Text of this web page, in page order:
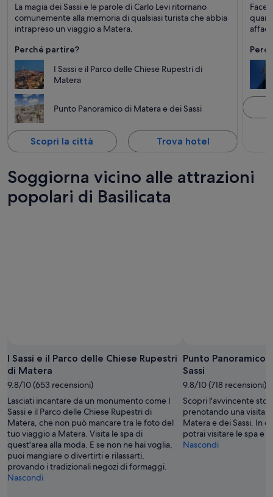
Interesse storico, Spa e Lusso
La magia dei Sassi e le parole di Carlo Levi ritornano
comunemente alla memoria di qualsiasi turista che abbia
intrapreso un viaggio a Matera.
Perché partire?
I Sassi e il Parco delle Chiese Rupestri di
Matera
Punto Panoramico di Matera e dei Sassi
Scopri la città Trova hotel
Soggiorna vicino alle attrazioni
popolari di Basilicata
I Sassi e il Parco delle Chiese Rupestri
di Matera
9.8/10 (653 recensioni)
Lasciati incantare da un monumento come I
Sassi e il Parco delle Chiese Rupestri di
Matera, che non può mancare tra le foto del
tuo viaggio a Matera. Visita le spa di
quest'area alla moda. E se non ne hai voglia,
puoi mangiare o divertirti e rilassarti,
provando i tradizionali negozi di formaggi.
Nascondi
Punto Panoramico
Sassi
9.8/10 (718 recensioni)
Scopri l'avvincente
prenotando una visita
Matera e dei Sassi. In
potrai visitare le spa e
Nascondi